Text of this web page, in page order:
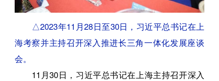
△2023年11月28日至30日，习近平总书记在上
海考察并主持召开深入推进长三角一体化发展座谈
会。
11月30日，习近平总书记在上海主持召开深入